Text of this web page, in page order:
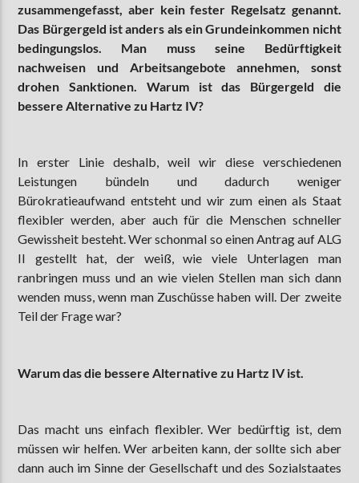
zusammengefasst, aber kein fester Regelsatz genannt.
Das Bürgergeld ist anders als ein Grundeinkommen nicht
bedingungslos. Man muss seine Bedürftigkeit
nachweisen und Arbeitsangebote annehmen, sonst
drohen Sanktionen. Warum ist das Bürgergeld die
bessere Alternative zu Hartz IV?
In erster Linie deshalb, weil wir diese verschiedenen
Leistungen bündeln und dadurch weniger
Bürokratieaufwand entsteht und wir zum einen als Staat
flexibler werden, aber auch für die Menschen schneller
Gewissheit besteht. Wer schonmal so einen Antrag auf ALG
II gestellt hat, der weiß, wie viele Unterlagen man
ranbringen muss und an wie vielen Stellen man sich dann
wenden muss, wenn man Zuschüsse haben will. Der zweite
Teil der Frage war?
Warum das die bessere Alternative zu Hartz IV ist.
Das macht uns einfach flexibler. Wer bedürftig ist, dem
müssen wir helfen. Wer arbeiten kann, der sollte sich aber
dann auch im Sinne der Gesellschaft und des Sozialstaates